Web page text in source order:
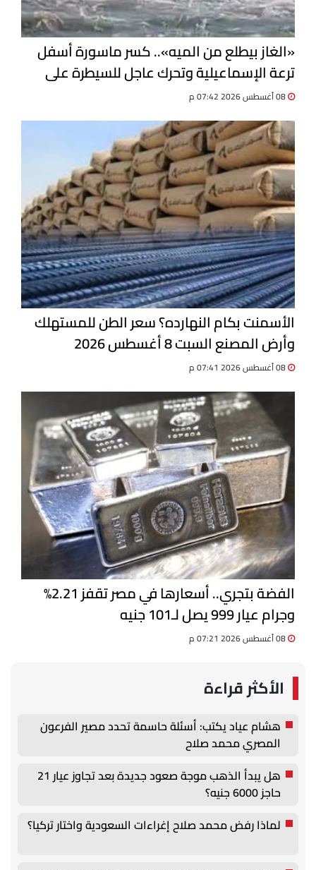
«الغاز بيطلع من الميه».. كسر ماسورة أسفل
ترعة الإسماعيلية وتحرك عاجل للسيطرة على
التسرب
الأسمنت بكام النهارده؟ سعر الطن للمستهلك
وأرض المصنع السبت 8 أغسطس 2026
الفضة بتجري.. أسعارها في مصر تقفز 2.21%
وجرام عيار 999 يصل لـ101 جنيه
الأكثر قراءة
هشام عياد يكتب: أسئلة حاسمة تحدد مصير الفرعون
المصري محمد صلاح
هل يبدأ الذهب موجة صعود جديدة بعد تجاوز عيار 21
حاجز 6000 جنيه؟
لماذا رفض محمد صلاح إغراءات السعودية واختار تركيا؟